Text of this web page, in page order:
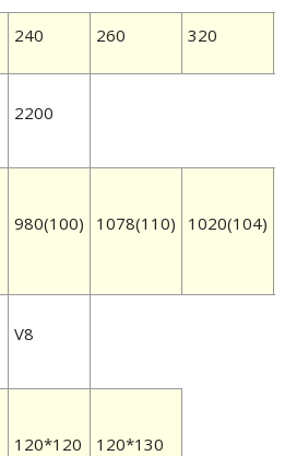
240 260 320
2200
980(100) 1078(110) 1020(104)
V8
120*120 120*130